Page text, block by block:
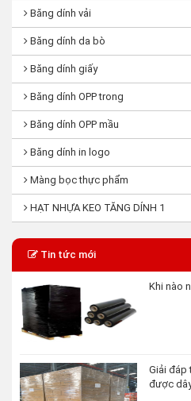
Băng dính vải
Băng dính da bò
Băng dính giấy
Băng dính OPP trong
Băng dính OPP mầu
Băng dính in logo
Màng bọc thực phẩm
HẠT NHỰA KEO TĂNG DÍNH 1
Tin tức mới
Khi nào
Giải đáp
được